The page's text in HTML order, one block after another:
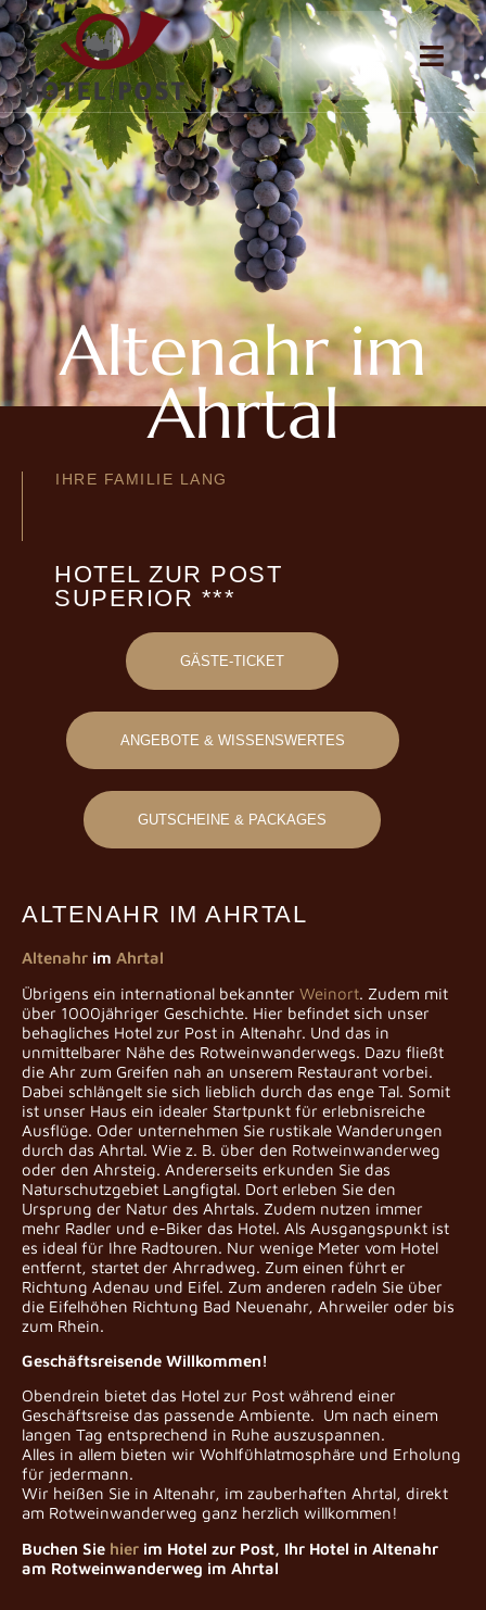
Altenahr im
Ahrtal
IHRE FAMILIE LANG
HOTEL ZUR POST
SUPERIOR ***
GÄSTE-TICKET
ANGEBOTE & WISSENSWERTES
GUTSCHEINE & PACKAGES
ALTENAHR IM AHRTAL
Altenahr im Ahrtal
Übrigens ein international bekannter Weinort. Zudem mit
über 1000jähriger Geschichte. Hier befindet sich unser
behagliches Hotel zur Post in Altenahr. Und das in
unmittelbarer Nähe des Rotweinwanderwegs. Dazu fließt
die Ahr zum Greifen nah an unserem Restaurant vorbei.
Dabei schlängelt sie sich lieblich durch das enge Tal. Somit
ist unser Haus ein idealer Startpunkt für erlebnisreiche
Ausflüge. Oder unternehmen Sie rustikale Wanderungen
durch das Ahrtal. Wie z. B. über den Rotweinwanderweg
oder den Ahrsteig. Andererseits erkunden Sie das
Naturschutzgebiet Langfigtal. Dort erleben Sie den
Ursprung der Natur des Ahrtals. Zudem nutzen immer
mehr Radler und e-Biker das Hotel. Als Ausgangspunkt ist
es ideal für Ihre Radtouren. Nur wenige Meter vom Hotel
entfernt, startet der Ahrradweg. Zum einen führt er
Richtung Adenau und Eifel. Zum anderen radeln Sie über
die Eifelhöhen Richtung Bad Neuenahr, Ahrweiler oder bis
zum Rhein.
Geschäftsreisende Willkommen!
Obendrein bietet das Hotel zur Post während einer
Geschäftsreise das passende Ambiente. Um nach einem
langen Tag entsprechend in Ruhe auszuspannen.
Alles in allem bieten wir Wohlfühlatmosphäre und Erholung
für jedermann.
Wir heißen Sie in Altenahr, im zauberhaften Ahrtal, direkt
am Rotweinwanderweg ganz herzlich willkommen!
Buchen Sie hier im Hotel zur Post, Ihr Hotel in Altenahr
am Rotweinwanderweg im Ahrtal